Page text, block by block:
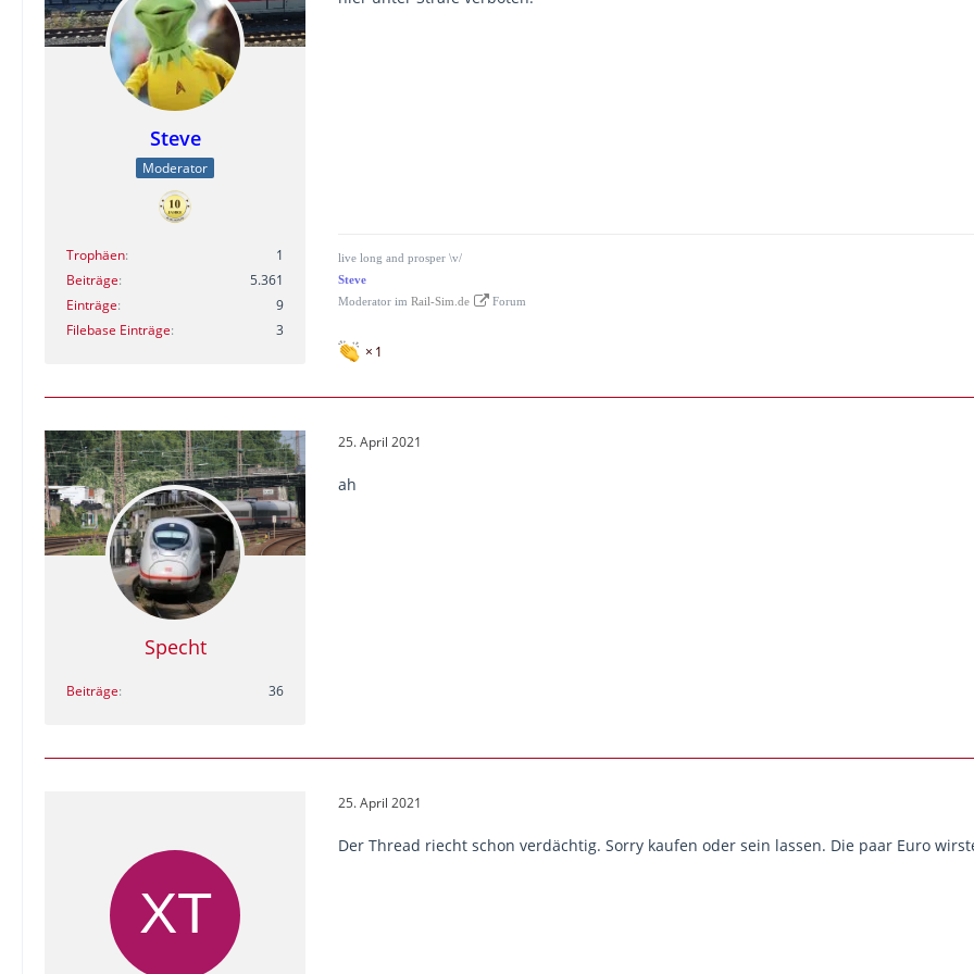
Steve
Moderator
Trophäen
1
Beiträge
5.361
Einträge
9
Filebase Einträge
3
live long and prosper \v/
Steve
Moderator im Rail-Sim.de Forum
1
Specht
Beiträge 36
25. April 2021
ah
25. April 2021
Der Thread riecht schon verdächtig. Sorry kaufen oder sein lassen. Die paar Euro